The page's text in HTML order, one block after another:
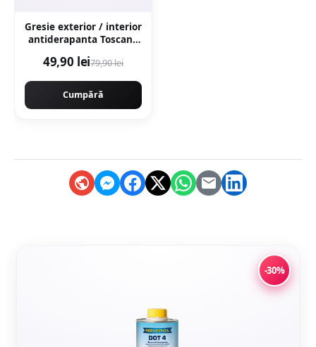
Gresie exterior / interior
antiderapanta Toscana
portelanata rectificata
49,90 lei79,90 lei
Cumpără
-30%